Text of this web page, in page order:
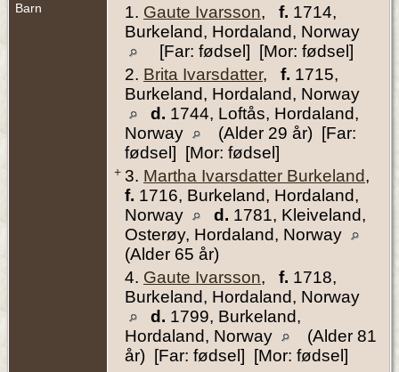
Barn 1. Gaute Ivarsson, f. 1714,
Burkeland, Hordaland, Norway
[Far: fødsel] [Mor: fødsel]
2. Brita Ivarsdatter, f. 1715,
Burkeland, Hordaland, Norway
d. 1744, Loftås, Hordaland,
Norway
(Alder 29 år) [Far:
fødsel] [Mor: fødsel]
+ 3. Martha Ivarsdatter Burkeland,
f. 1716, Burkeland, Hordaland,
Norway
d. 1781, Kleiveland,
Osterøy, Hordaland, Norway
(Alder 65 år)
4. Gaute Ivarsson, f. 1718,
Burkeland, Hordaland, Norway
d. 1799, Burkeland,
Hordaland, Norway
(Alder 81
år) [Far: fødsel] [Mor: fødsel]